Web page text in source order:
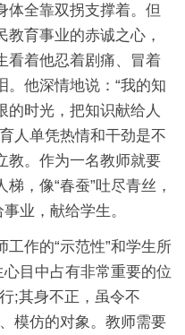
体全靠双拐支撑着。但
育事业的赤诚之心，
看着他忍着剧痛、冒着
。他深情地说：“我的知
的时光，把知识献给人
人单凭热情和干劲是不
教。作为一名教师就要
，像“春蚕”吐尽青丝，
业，献给学生。
作的“示范性”和学生所
心目中占有非常重要的位
;其身不正，虽令不
模仿的对象。教师需要